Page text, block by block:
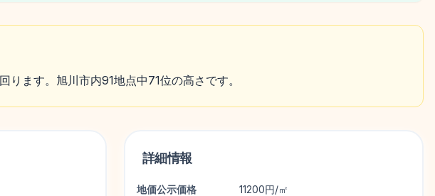
ます。旭川市内91地点中71位の高さです。
詳細情報
地価公示価格 11200円/㎡